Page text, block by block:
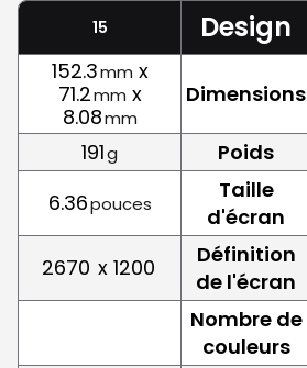
15 Design
152.3mm x
71.2mm x
8.08mm
Dimensions
191g Poids
6.36pouces
Taille
d'écran
2670 x 1200
Définition
de l'écran
Nombre de
couleurs